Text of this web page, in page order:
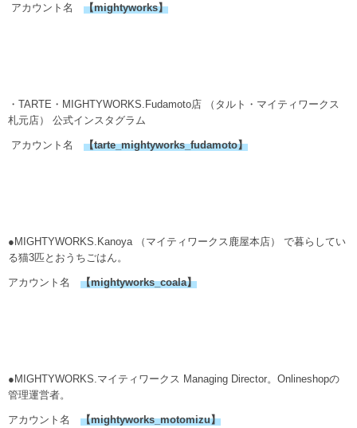
アカウント名 【mightyworks】
・TARTE・MIGHTYWORKS.Fudamoto店 （タルト・マイティワークス
札元店） 公式インスタグラム
アカウント名 【tarte_mightyworks_fudamoto】
●MIGHTYWORKS.Kanoya （マイティワークス鹿屋本店） で暮らしてい
る猫3匹とおうちごはん。
アカウント名 【mightyworks_coala】
●MIGHTYWORKS.マイティワークス Managing Director。Onlineshopの
管理運営者。
アカウント名 【mightyworks_motomizu】